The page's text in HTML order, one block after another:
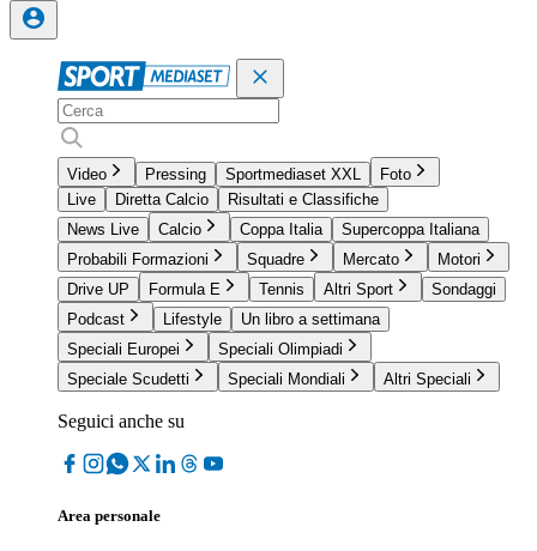
Video Pressing Sportmediaset XXL
Foto
Live
Diretta Calcio
Risultati e Classifiche
News Live
Calcio Coppa Italia
Supercoppa Italiana
Probabili Formazioni
Squadre Mercato
Motori
Drive UP
Formula E Tennis Altri Sport
Sondaggi
Podcast
Lifestyle
Un libro a settimana
Speciali Europei
Speciali Olimpiadi
Speciale Scudetti
Speciali Mondiali Altri Speciali
Seguici anche su
Area personale